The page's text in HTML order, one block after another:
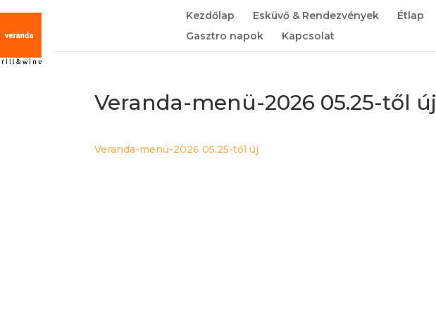
Kezdőlap Esküvő & Rendezvények Étlap
Gasztro napok
Kapcsolat
Veranda-menü-2026 05.25-től új
Veranda-menü-2026 05.25-től új